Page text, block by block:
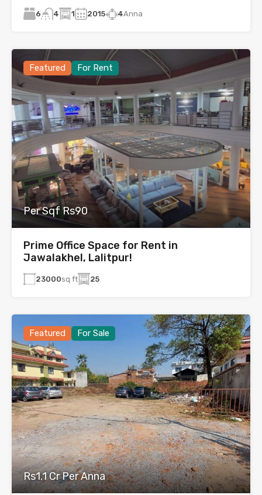
6 4 1 2015 4Anna
Featured For Rent
Per Sqf Rs90
Prime Office Space for Rent in
Jawalakhel, Lalitpur!
23000sq ft 25
Featured For Sale
Rs1.1 Cr Per Anna